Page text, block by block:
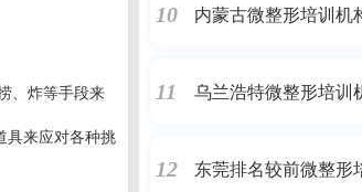
、炸等手段来
具来应对各种挑
药案，快告诉你老婆!
10
内蒙古微整形培训机
11
乌兰浩特微整形培训
12
东莞排名较前微整形